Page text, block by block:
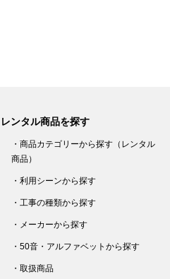
レンタル商品を探す
・商品カテゴリーから探す（レンタル
商品）
・利用シーンから探す
・工事の種類から探す
・メーカーから探す
・50音・アルファベットから探す
・取扱商品